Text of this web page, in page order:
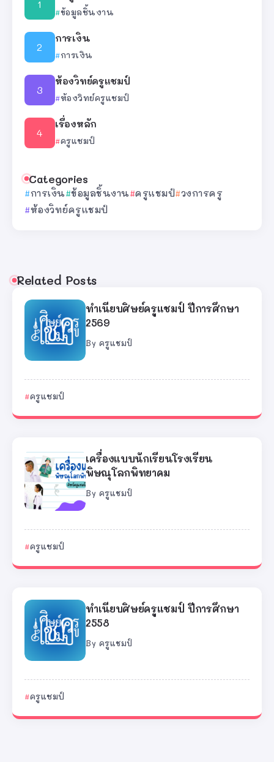
ข้อมูลชิ้นงาน
การเงิน
การเงิน
ห้องวิทย์ครูแชมป์
ห้องวิทย์ครูแชมป์
เรื่องหลัก
ครูแชมป์
Categories
การเงิน ข้อมูลชิ้นงาน ครูแชมป์ วงการครู
ห้องวิทย์ครูแชมป์
Related Posts
ทำเนียบศิษย์ครูแชมป์ ปีการศึกษา
2569
By ครูแชมป์
ครูแชมป์
เครื่องแบบนักเรียนโรงเรียน
พิษณุโลกพิทยาคม
By ครูแชมป์
ครูแชมป์
ทำเนียบศิษย์ครูแชมป์ ปีการศึกษา
2558
By ครูแชมป์
ครูแชมป์